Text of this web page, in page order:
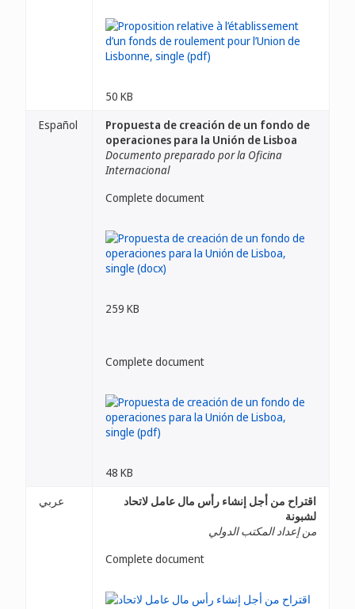
50 KB
Español
Propuesta de creación de un fondo de
operaciones para la Unión de Lisboa
Documento preparado por la Oficina
Internacional
Complete document
259 KB
Complete document
48 KB
عربي
اقتراح من أجل إنشاء رأس مال عامل لاتحاد
لشبونة
من إعداد المكتب الدولي
Complete document